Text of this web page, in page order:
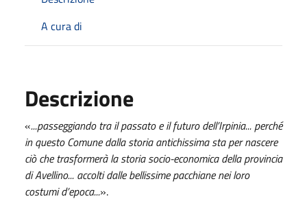
A cura di
Descrizione
«...passeggiando tra il passato e il futuro dell’Irpinia... perché
in questo Comune dalla storia antichissima sta per nascere
ciò che trasformerà la storia socio-economica della provincia
di Avellino... accolti dalle bellissime pacchiane nei loro
costumi d’epoca...».